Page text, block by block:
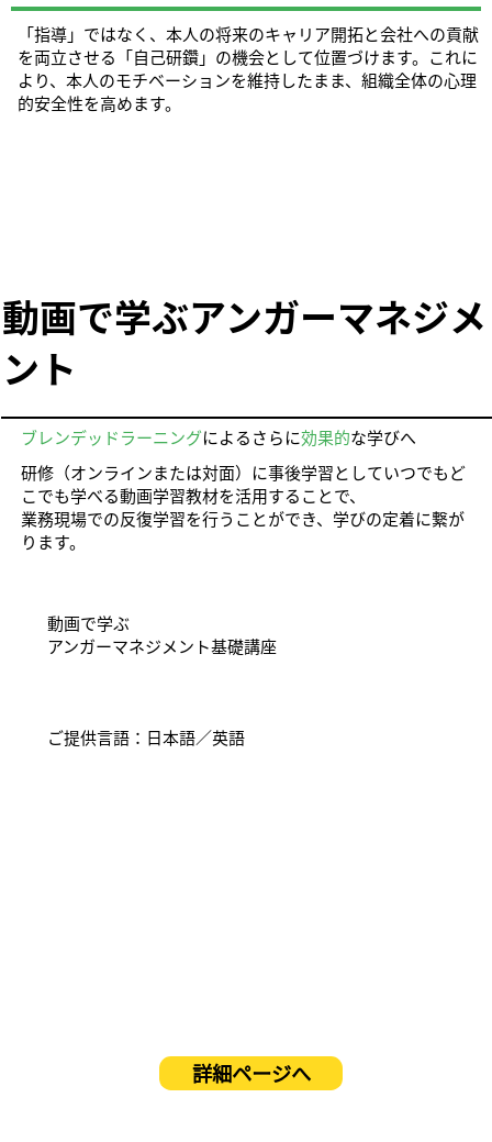
「指導」ではなく、本人の将来のキャリア開拓と会社への貢献
を両立させる「自己研鑽」の機会として位置づけます。これに
より、本人のモチベーションを維持したまま、組織全体の心理
的安全性を高めます。
動画で学ぶアンガーマネジメ
ント
ブレンデッドラーニングによるさらに効果的な学びへ
研修（オンラインまたは対面）に事後学習としていつでもど
こでも学べる動画学習教材を活用することで、
業務現場での反復学習を行うことができ、学びの定着に繋が
ります。
動画で学ぶ
アンガーマネジメント基礎講座
ご提供言語：日本語／英語
詳細ページへ